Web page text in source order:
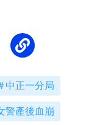
中正一分局
警產後血崩